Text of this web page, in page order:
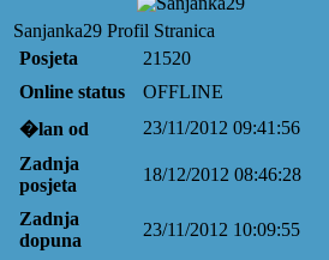
Sanjanka29 Profil Stranica
Posjeta
21520
Online status
OFFLINE
�lan od
23/11/2012 09:41:56
Zadnja
posjeta
18/12/2012 08:46:28
Zadnja
dopuna
23/11/2012 10:09:55